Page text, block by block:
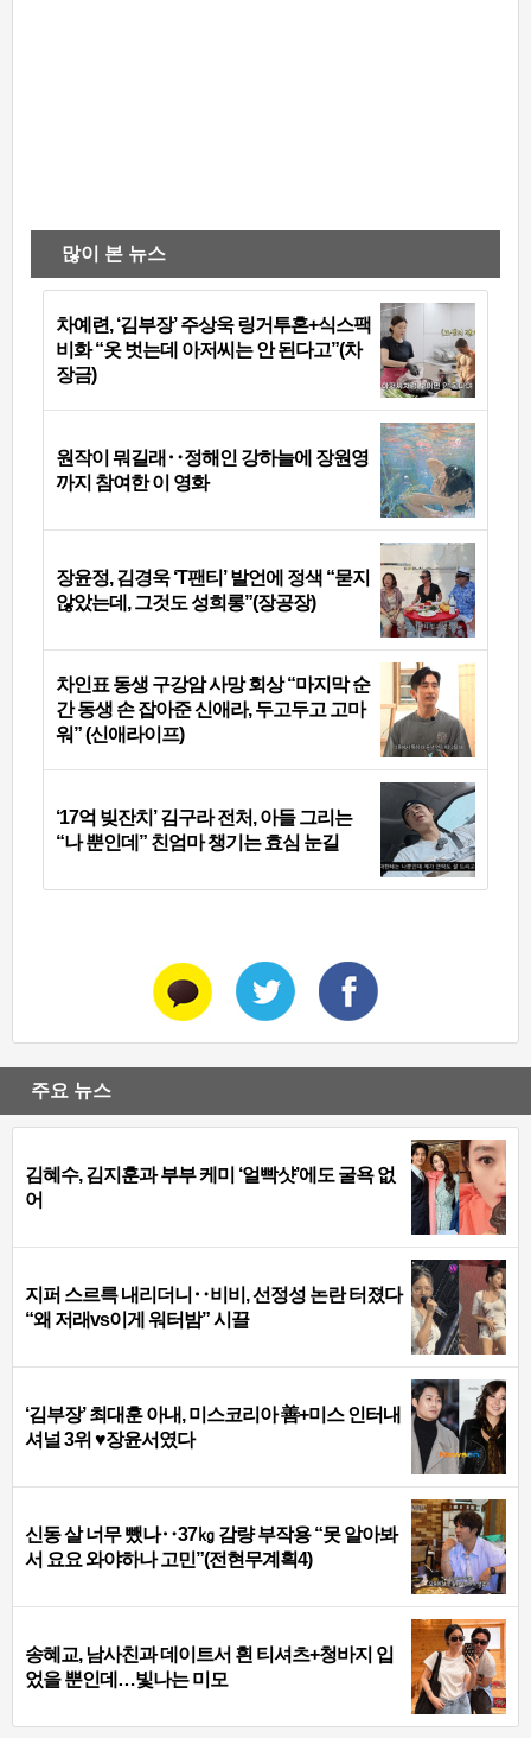
많이 본 뉴스
차예련, ‘김부장’ 주상욱 링거투혼+식스팩
비화 “옷 벗는데 아저씨는 안 된다고”(차
장금)
원작이 뭐길래‥정해인 강하늘에 장원영
까지 참여한 이 영화
장윤정, 김경욱 ‘T팬티’ 발언에 정색 “묻지
않았는데, 그것도 성희롱”(장공장)
차인표 동생 구강암 사망 회상 “마지막 순
간 동생 손 잡아준 신애라, 두고두고 고마
워” (신애라이프)
‘17억 빚잔치’ 김구라 전처, 아들 그리는
“나 뿐인데” 친엄마 챙기는 효심 눈길
주요 뉴스
김혜수, 김지훈과 부부 케미 ‘얼빡샷’에도 굴욕 없
어
지퍼 스르륵 내리더니‥비비, 선정성 논란 터졌다
“왜 저래vs이게 워터밤” 시끌
‘김부장’ 최대훈 아내, 미스코리아 善+미스 인터내
셔널 3위 ♥장윤서였다
신동 살 너무 뺐나‥37㎏ 감량 부작용 “못 알아봐
서 요요 와야하나 고민”(전현무계획4)
송혜교, 남사친과 데이트서 흰 티셔츠+청바지 입
었을 뿐인데…빛나는 미모